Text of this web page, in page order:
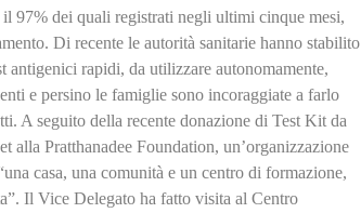
97% dei quali registrati negli ultimi cinque mesi,
Di recente le autorità sanitarie hanno stabilito
antigenici rapidi, da utilizzare autonomamente,
e persino le famiglie sono incoraggiate a farlo
A seguito della recente donazione di Test Kit da
alla Pratthanadee Foundation, un’organizzazione
casa, una comunità e un centro di formazione,
Il Vice Delegato ha fatto visita al Centro